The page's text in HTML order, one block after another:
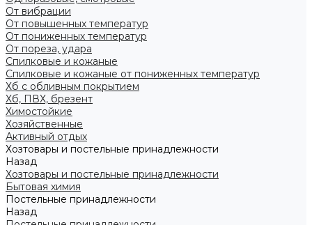
От вибрации
От повышенных температур
От пониженных температур
От пореза, удара
Спилковые и кожаные
Спилковые и кожаные от пониженных температур
Хб с обливным покрытием
Хб, ПВХ, брезент
Химостойкие
Хозяйственные
Активный отдых
Хозтовары и постельные принадлежности
Назад
Хозтовары и постельные принадлежности
Бытовая химия
Постельные принадлежности
Назад